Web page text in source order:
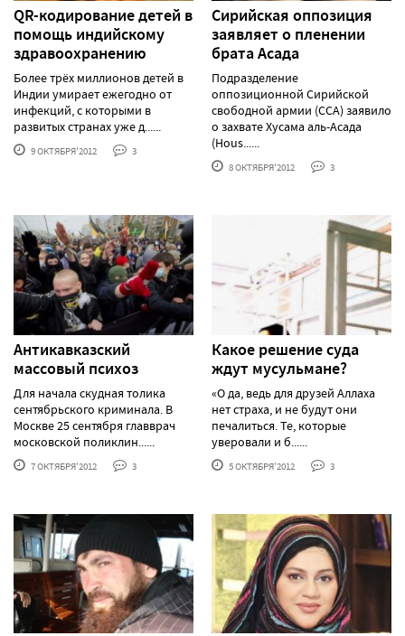
QR-кодирование детей в
помощь индийскому
здравоохранению
Более трёх миллионов детей в
Индии умирает ежегодно от
инфекций, с которыми в
развитых странах уже д......
9 ОКТЯБРЯ'2012 3
Сирийская оппозиция
заявляет о пленении
брата Асада
Подразделение
оппозиционной Сирийской
свободной армии (ССА) заявило
о захвате Хусама аль-Асада
(Hous......
8 ОКТЯБРЯ'2012 3
Антикавказский
массовый психоз
Для начала скудная толика
сентябрьского криминала. В
Москве 25 сентября главврач
московской поликлин......
7 ОКТЯБРЯ'2012 3
Какое решение суда
ждут мусульмане?
«О да, ведь для друзей Аллаха
нет страха, и не будут они
печалиться. Те, которые
уверовали и б......
5 ОКТЯБРЯ'2012 3